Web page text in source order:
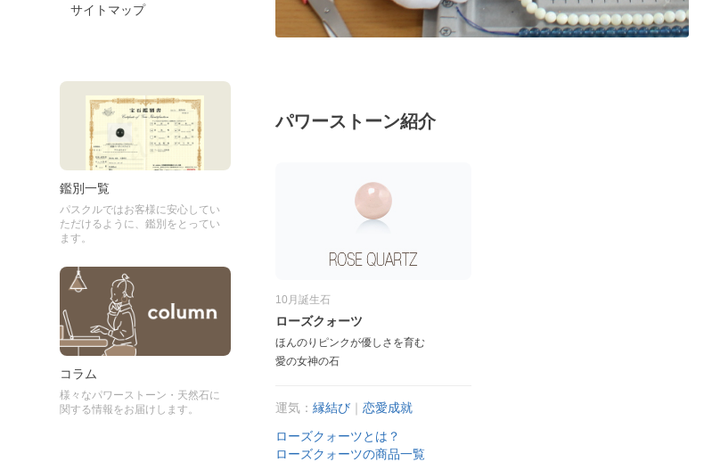
サイトマップ
鑑別一覧
パスクルではお客様に安心してい
ただけるように、鑑別をとってい
ます。
コラム
様々なパワーストーン・天然石に
関する情報をお届けします。
パワーストーン紹介
10月誕生石
ローズクォーツ
ほんのりピンクが優しさを育む
愛の女神の石
運気：縁結び ｜恋愛成就
ローズクォーツとは？
ローズクォーツの商品一覧